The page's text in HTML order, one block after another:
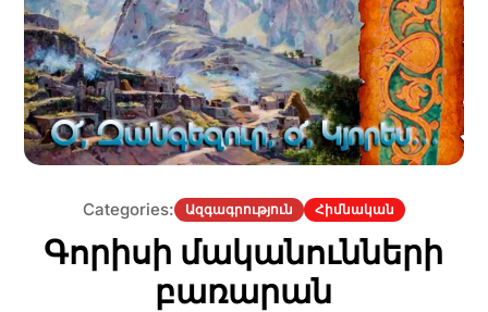
Categories: Ազգագրություն Հիմնական
Գորիսի մականունների
բառարան